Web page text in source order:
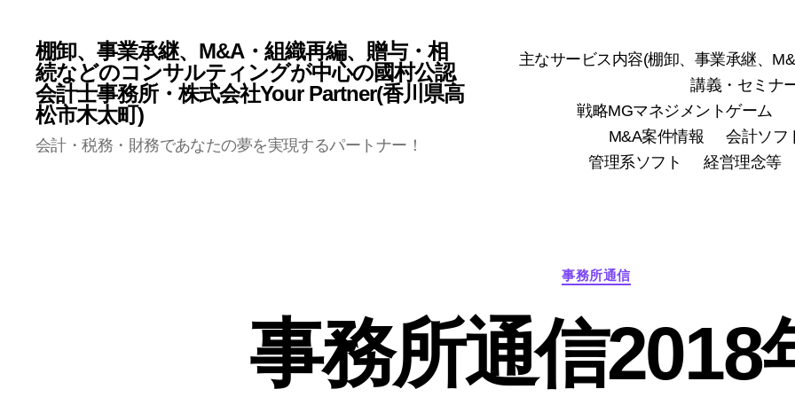
棚卸、事業承継、M&A・組織再編、贈与・相
続などのコンサルティングが中心の國村公認
会計士事務所・株式会社Your Partner(香川県高
松市木太町)
会計・税務・財務であなたの夢を実現するパートナー！
主なサービス内容(棚卸、事業承継、
講義・セミナ
戦略MGマネジメントゲーム
M&A案件情報
会計ソフ
管理系ソフト
経営理念等
カ
テ
リ
ー
事務所通信
事務所通信2018